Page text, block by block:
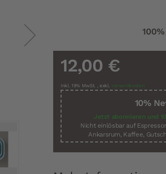
12,00 €
Inkl. 19% MwSt. , exkl. Versandkosten
10%
Jetzt abonnieren und
Nicht einlösbar auf
Ankarsrum, Kaffee,